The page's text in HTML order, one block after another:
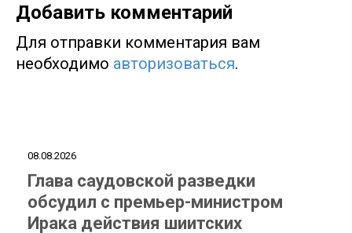
Добавить комментарий
Для отправки комментария вам
необходимо авторизоваться.
08.08.2026
Глава саудовской разведки
обсудил с премьер-министром
Ирака действия шиитских